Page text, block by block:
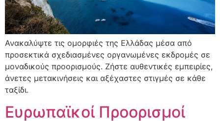
Ανακαλύψτε τις ομορφιές της Ελλάδας μέσα από
προσεκτικά σχεδιασμένες οργανωμένες εκδρομές σε
μοναδικούς προορισμούς. Ζήστε αυθεντικές εμπειρίες,
άνετες μετακινήσεις και αξέχαστες στιγμές σε κάθε
ταξίδι.
Ευρωπαϊκοί Προορισμοί